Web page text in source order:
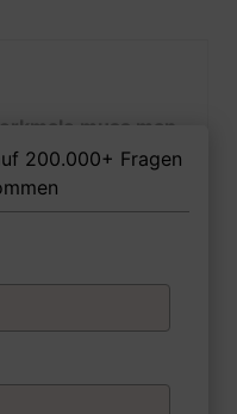
muss man
nach
zu
Audio aufnehmen
200.000+ Fragen